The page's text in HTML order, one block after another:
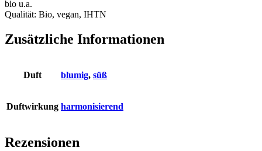
bio u.a.
Qualität: Bio, vegan, IHTN
Zusätzliche Informationen
Duft blumig, süß
Duftwirkung harmonisierend
Rezensionen